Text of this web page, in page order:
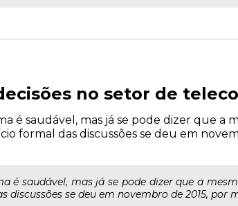
no setor de
é saudável, mas já se pode dizer que a
formal das discussões se deu em
é saudável, mas já se pode dizer que a
discussões se deu em novembro de 2015, por